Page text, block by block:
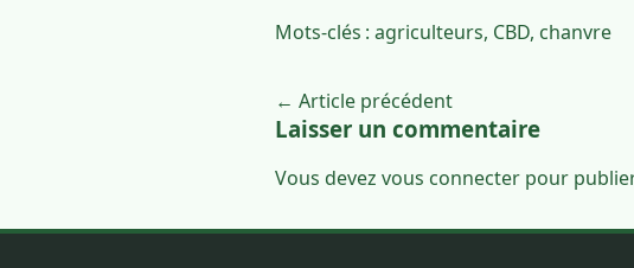
Mots-clés : agriculteurs, CBD, chanvre
← Article précédent
Laisser un commentaire
Vous devez vous connecter pour